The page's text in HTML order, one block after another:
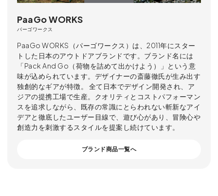
PaaGo WORKS
パーゴワークス
PaaGo WORKS（パーゴワークス）は、2011年にスター
トした日本のアウトドアブランドです。ブランド名には
「Pack And Go（荷物を詰めて出かけよう）」という意
味が込められています。デザイナーの斎藤徹氏が生み出す
独創的なギアが特徴。 全て日本でデザイン開発され、ア
ジアの提携工場で生産。クオリティとコストパフォーマン
スを追求しながら、既存の常識にとらわれない斬新なアイ
デアと徹底したユーザー目線で、遊び心があり、冒険心や
創造力を刺激するスタイルを提案し続けています。
ブランド商品一覧へ